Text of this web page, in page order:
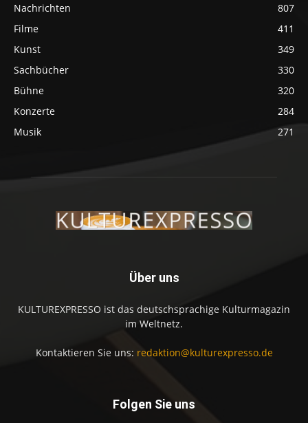
Nachrichten
807
Filme
411
Kunst
349
Sachbücher
330
Bühne
320
Konzerte
284
Musik
271
Über uns
KULTUREXPRESSO ist das deutschsprachige Kulturmagazin
im Weltnetz.
Kontaktieren Sie uns: redaktion@kulturexpresso.de
Folgen Sie uns